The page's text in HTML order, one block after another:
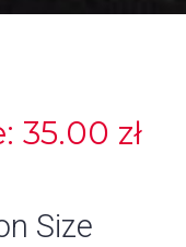
35.00 zł
Size